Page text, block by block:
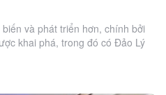
và phát triển hơn, chính bởi
khai phá, trong đó có Đảo Lý